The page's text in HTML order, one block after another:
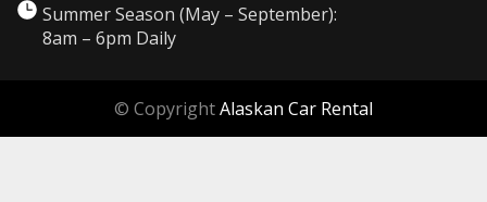
Summer Season (May – September):
8am – 6pm Daily
© CopyrightAlaskan Car Rental